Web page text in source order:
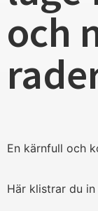
och
En kärnfull och
Här klistrar du